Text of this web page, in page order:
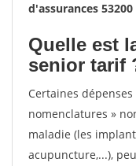
d'assurances 53200
Quelle est
senior tarif
Certaines
nomenclatures »
maladie (les
acupuncture,...),